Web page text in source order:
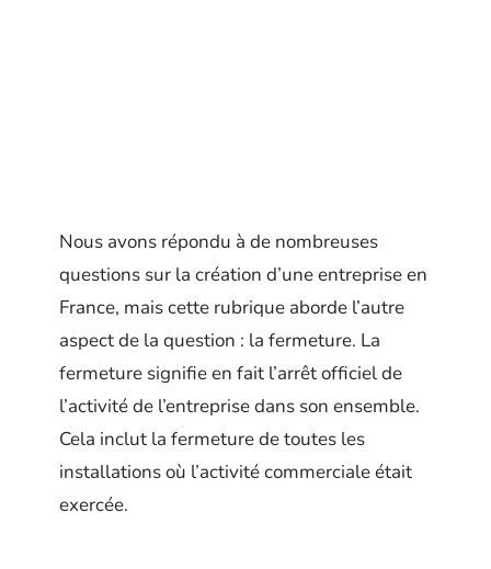
Nous avons répondu à de nombreuses
questions sur la création d’une entreprise en
France, mais cette rubrique aborde l’autre
aspect de la question : la fermeture. La
fermeture signifie en fait l’arrêt officiel de
l’activité de l’entreprise dans son ensemble.
Cela inclut la fermeture de toutes les
installations où l’activité commerciale était
exercée.